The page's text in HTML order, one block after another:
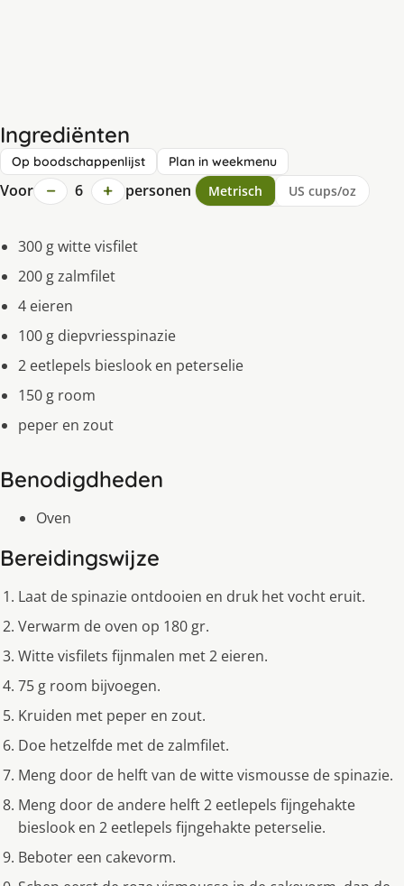
Ingrediënten
Op boodschappenlijst Plan in weekmenu
Voor − 6 + personen Metrisch US cups/oz
300 g witte visfilet
200 g zalmfilet
4 eieren
100 g diepvriesspinazie
2 eetlepels bieslook en peterselie
150 g room
peper en zout
Benodigdheden
Oven
Bereidingswijze
Laat de spinazie ontdooien en druk het vocht eruit.
Verwarm de oven op 180 gr.
Witte visfilets fijnmalen met 2 eieren.
75 g room bijvoegen.
Kruiden met peper en zout.
Doe hetzelfde met de zalmfilet.
Meng door de helft van de witte vismousse de spinazie.
Meng door de andere helft 2 eetlepels fijngehakte
bieslook en 2 eetlepels fijngehakte peterselie.
Beboter een cakevorm.